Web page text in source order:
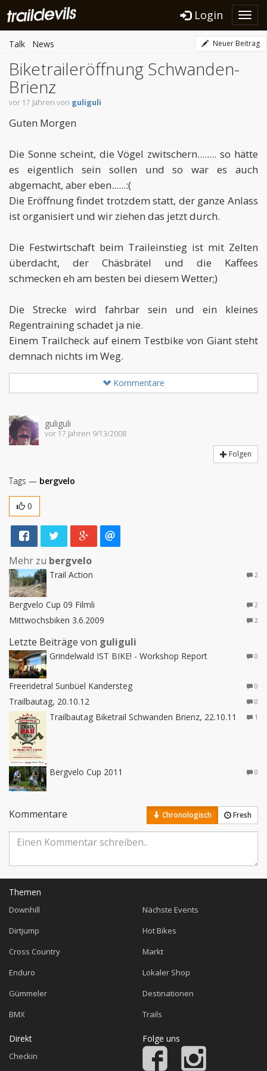
Login
Talk News Neuer Beitrag
Biketraileröffnung Schwanden-
Brienz
vor 17 Jahren von guliguli
Guten Morgen
Die Sonne scheint, die Vögel zwitschern........ so hätte
es eigentlich sein sollen und so war es auch
abgemacht, aber eben......:(
Die Eröffnung findet trotzdem statt, der ganze Anlass
ist organisiert und wir ziehen das jetzt durch.
Die Festwirtschaft beim Traileinstieg ist mit Zelten
überdacht, der Chäsbrätel und die Kaffees
schmecken eh am besten bei diesem Wetter;)
Die Strecke wird fahrbar sein und ein kleines
Regentraining schadet ja nie.
Einem Trailcheck auf einem Testbike von Giant steht
demnach nichts im Weg.
Kommentare
guliguli
vor 17 Jahren 9/13/2008
Folgen
Tags — bergvelo
0
Mehr zu bergvelo
Trail Action 2
Bergvelo Cup 09 Filmli 2
Mittwochsbiken 3.6.2009 2
Letzte Beiträge von guliguli
Grindelwald IST BIKE! - Workshop Report 0
Freeridetral Sunbüel Kandersteg 0
Trailbautag, 20.10.12 0
Trailbautag Biketrail Schwanden Brienz, 22.10.11 1
Bergvelo Cup 2011 0
Kommentare Chronologisch Fresh
Themen
Downhill
Dirtjump
Cross Country
Enduro
Gümmeler
BMX
Nächste Events
Hot Bikes
Markt
Lokaler Shop
Destinationen
Trails
Direkt
Checkin
Folge uns